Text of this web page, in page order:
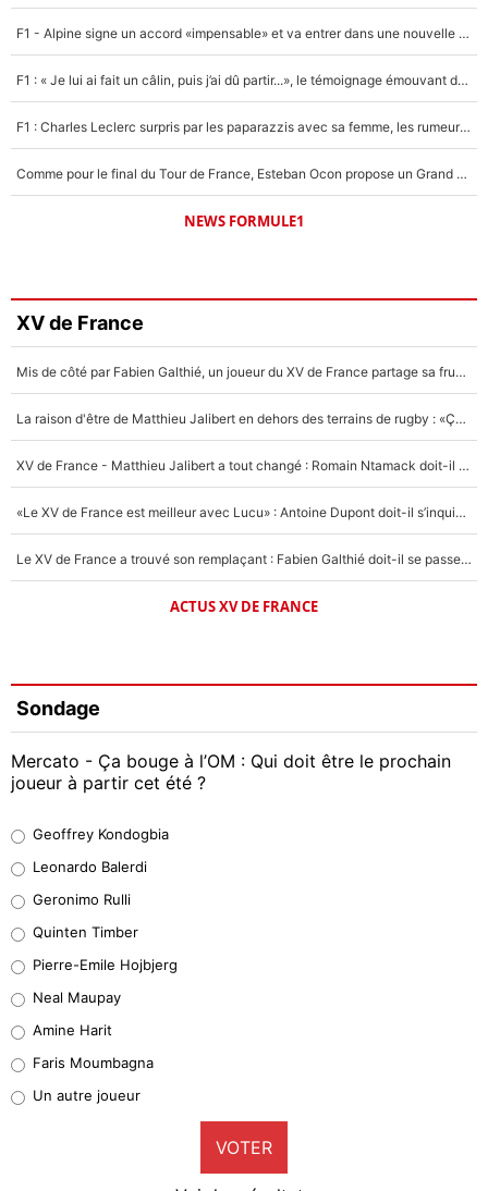
F1 - Alpine signe un accord «impensable» et va entrer dans une nouvelle dimension : Grande nouvelle pour Pierre Gasly !
F1 : « Je lui ai fait un câlin, puis j’ai dû partir...», le témoignage émouvant de Max Verstappen sur sa fille
F1 : Charles Leclerc surpris par les paparazzis avec sa femme, les rumeurs étaient vraies !
Comme pour le final du Tour de France, Esteban Ocon propose un Grand Prix de Formule 1 à Paris : «Autour de l’Arc de Triomphe, ce serait génial» !
NEWS FORMULE1
XV de France
Mis de côté par Fabien Galthié, un joueur du XV de France partage sa frustration : «ils ne me l’ont pas dit tout de suite»
La raison d'être de Matthieu Jalibert en dehors des terrains de rugby : «Ça m'atteint autant que si tu touches à un membre de ma famille»
XV de France - Matthieu Jalibert a tout changé : Romain Ntamack doit-il s’inquiéter pour sa place à un an de la Coupe du monde ?
«Le XV de France est meilleur avec Lucu» : Antoine Dupont doit-il s’inquiéter pour sa place ?
Le XV de France a trouvé son remplaçant : Fabien Galthié doit-il se passer d'Antoine Dupont ?
ACTUS XV DE FRANCE
Sondage
Mercato - Ça bouge à l’OM : Qui doit être le prochain
joueur à partir cet été ?
38%
32%
5%
1%
9%
Geoffrey Kondogbia
Leonardo Balerdi
Geronimo Rulli
Quinten Timber
Pierre-Emile Hojbjerg
Neal Maupay
Amine Harit
Faris Moumbagna
Un autre joueur
VOTER